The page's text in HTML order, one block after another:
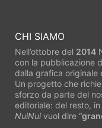
CHI SIAMO
Nell’ottobre del 2014
con la pubblicazione
dalla grafica originale
Un progetto che
sforzo da parte del
editoriale: del resto,
NuiNuivuol dire “